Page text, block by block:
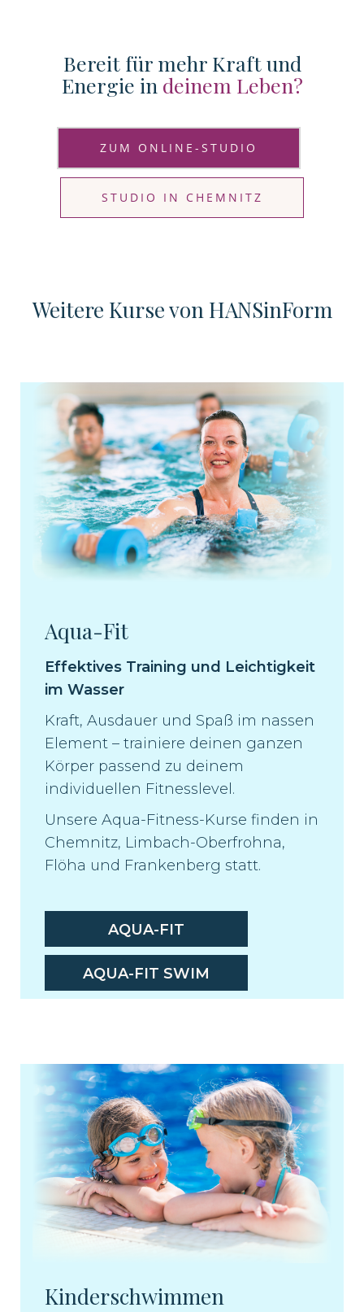
Bereit für mehr Kraft und
Energie in deinem Leben?
ZUM ONLINE-STUDIO
STUDIO IN CHEMNITZ
Weitere Kurse von HANSinForm
Aqua-Fit
Effektives Training und Leichtigkeit
im Wasser
Kraft, Ausdauer und Spaß im nassen
Element – trainiere deinen ganzen
Körper passend zu deinem
individuellen Fitnesslevel.
Unsere Aqua-Fitness-Kurse finden in
Chemnitz, Limbach-Oberfrohna,
Flöha und Frankenberg statt.
AQUA-FIT
AQUA-FIT SWIM
Kinderschwimmen